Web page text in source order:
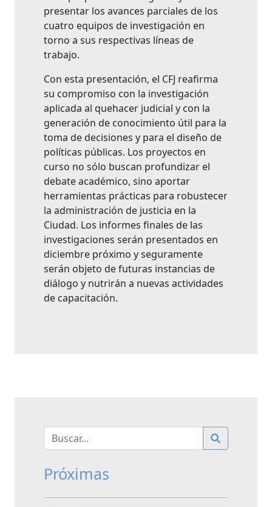
presentar los avances parciales de los
cuatro equipos de investigación en
torno a sus respectivas líneas de
trabajo.
Con esta presentación, el CFJ reafirma
su compromiso con la investigación
aplicada al quehacer judicial y con la
generación de conocimiento útil para la
toma de decisiones y para el diseño de
políticas públicas. Los proyectos en
curso no sólo buscan profundizar el
debate académico, sino aportar
herramientas prácticas para robustecer
la administración de justicia en la
Ciudad. Los informes finales de las
investigaciones serán presentados en
diciembre próximo y seguramente
serán objeto de futuras instancias de
diálogo y nutrirán a nuevas actividades
de capacitación.
Próximas